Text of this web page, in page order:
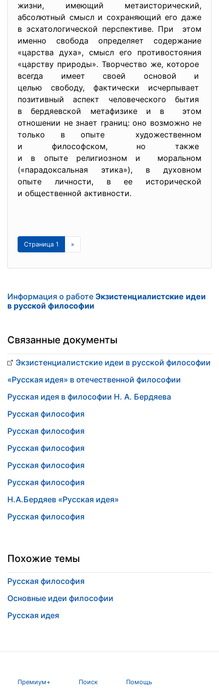
жизни, имеющий метаисторический,
абсолютный смысл и сохраняющий его даже
в эсхатологической перспективе. При этом
именно свобода определяет содержание
«царства духа», смысл его противостояния
«царству природы». Творчество же, которое
всегда имеет своей основой и
целью свободу, фактически исчерпывает
позитивный аспект человеческого бытия
в бердяевской метафизике и в этом
отношении не знает границ: оно возможно не
только в опыте художественном
и философском, но также
и в опыте религиозном и моральном
(«парадоксальная этика»), в духовном
опыте личности, в ее исторической
и общественной активности.
Страница 1 »
Информация о работе Экзистенциалистские идеи
в русской философии
Связанные документы
Экзистенциалистские идеи в русской философии
«Русская идея» в отечественной философии
Русская идея в философии Н. А. Бердяева
Русская философия
Русская философия
Русская философия
Русская философия
Русская философия
Н.А.Бердяев «Русская идея»
Русская философия
Похожие темы
Русская философия
Основные идеи философии
Русская идея
Премиум+ Поиск Помощь